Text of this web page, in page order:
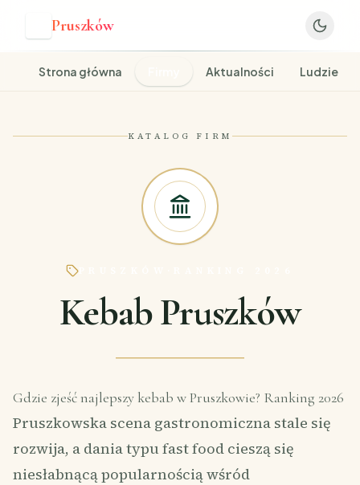
Pruszków
Strona główna Aktualności Ludzie
KATALOG FIRM
PRUSZKÓW
Kebab Pruszków
Gdzie zjeść najlepszy kebab w Pruszkowie? Ranking 2026
Pruszkowska scena gastronomiczna stale się
rozwija, a dania typu fast food cieszą się
niesłabnącą popularnością wśród